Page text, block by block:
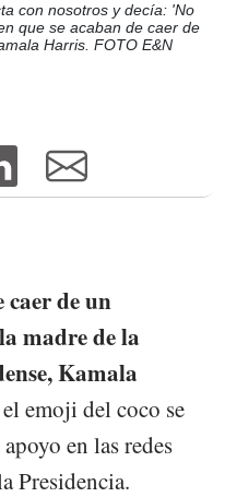
con nosotros y decía: 'No
que se acaban de caer de
Harris. FOTO E&N
caer de un
madre de la
Kamala
emoji del coco se
en las redes
Presidencia.